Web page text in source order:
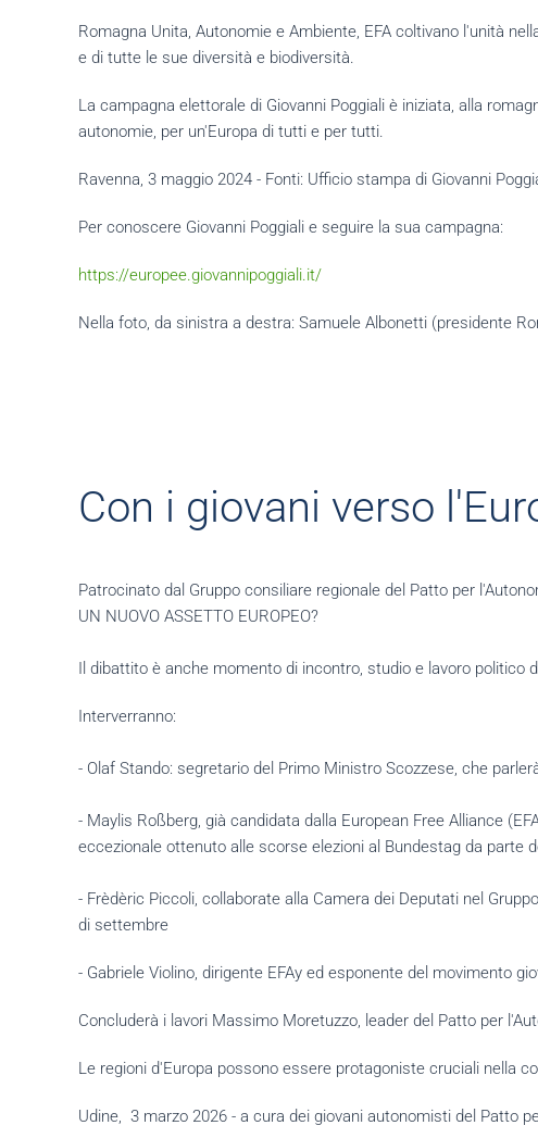
Romagna Unita, Autonomie e Ambiente, EFA coltivano l'unità
e di tutte le sue diversità e biodiversità.
La campagna elettorale di Giovanni Poggiali è iniziata, alla
autonomie, per un'Europa di tutti e per tutti.
Ravenna, 3 maggio 2024 - Fonti: Ufficio stampa di Giovanni
Per conoscere Giovanni Poggiali e seguire la sua campagna:
https://europee.giovannipoggiali.it/
Nella foto, da sinistra a destra: Samuele Albonetti (presidente
Con i giovani verso
Patrocinato dal Gruppo consiliare regionale del Patto per
UN NUOVO ASSETTO EUROPEO?
Il dibattito è anche momento di incontro, studio e lavoro politico
Interverranno:
- Olaf Stando: segretario del Primo Ministro Scozzese, che
- Maylis Roßberg, già candidata dalla European Free Alliance
eccezionale ottenuto alle scorse elezioni al Bundestag da parte
- Frèdèric Piccoli, collaborate alla Camera dei Deputati nel
di settembre
- Gabriele Violino, dirigente EFAy ed esponente del movimento
Concluderà i lavori Massimo Moretuzzo, leader del Patto per
Le regioni d'Europa possono essere protagoniste cruciali nella
Udine, 3 marzo 2026 - a cura dei giovani autonomisti del Patto